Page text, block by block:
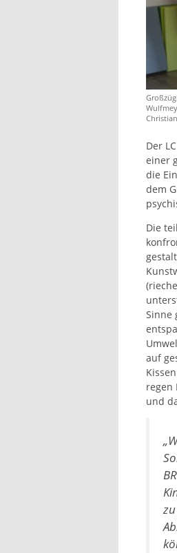
Der
einer
die
dem
Die
Sinne
auf
regen
und
„